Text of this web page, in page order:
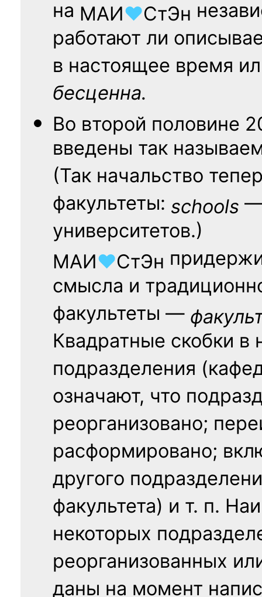
на МАИ♥СтЭн
работают ли
в настоящее время
бесценна.
Во второй половине
введены так
(Так начальство
факультеты: schools —
университетов.)
МАИ♥СтЭн
смысла и
факультеты —
Квадратные скобки в
подразделения
означают, что
реорганизовано;
расформировано;
другого
факультета) и т. п.
некоторых
реорганизованных
даны на момент